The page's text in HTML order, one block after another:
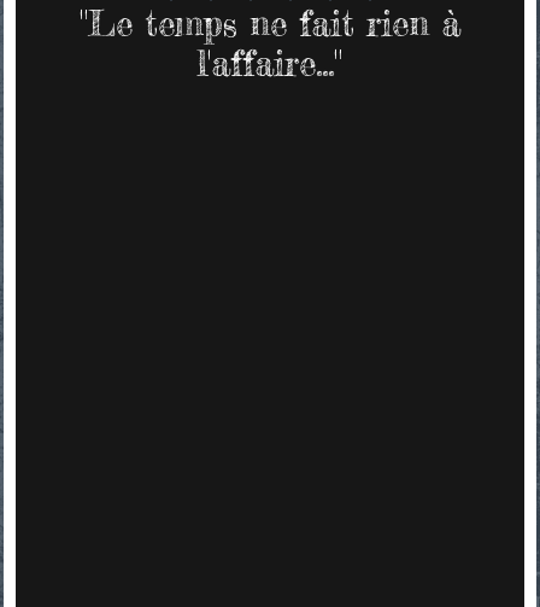
"Le temps ne fait rien à
l'affaire..."